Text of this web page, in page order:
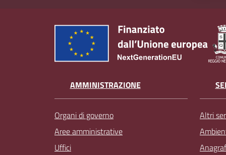
AMMINISTRAZIONE
Organi di governo
Aree amministrative
Uffici
Altri